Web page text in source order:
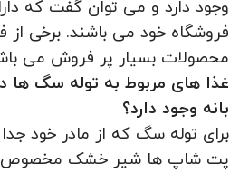
وجود دارد و می توان گفت که
فروشگاه خود می باشند. برخی از
محصولات بسیار پر فروش می
غذا های مربوط به توله سگ
بانه وجود دارد؟
برای توله سگ که از مادر خود
پت شاپ ها شیر خشک مخصوص